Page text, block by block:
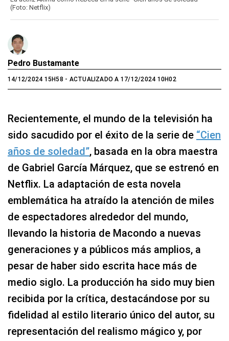
(Foto: Netflix)
Pedro Bustamante
14/12/2024 15H58 - ACTUALIZADO A 17/12/2024 10H02
Recientemente, el mundo de la televisión ha
sido sacudido por el éxito de la serie de “Cien
años de soledad”, basada en la obra maestra
de Gabriel García Márquez, que se estrenó en
Netflix. La adaptación de esta novela
emblemática ha atraído la atención de miles
de espectadores alrededor del mundo,
llevando la historia de Macondo a nuevas
generaciones y a públicos más amplios, a
pesar de haber sido escrita hace más de
medio siglo. La producción ha sido muy bien
recibida por la crítica, destacándose por su
fidelidad al estilo literario único del autor, su
representación del realismo mágico y, por